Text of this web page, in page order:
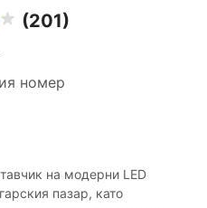
(201)
номер
на модерни LED
пазар, като